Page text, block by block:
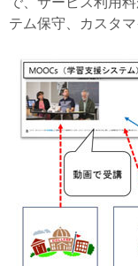
テム保守、カスタ